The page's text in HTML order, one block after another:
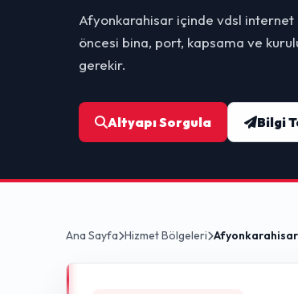
Afyonkarahisar içinde vdsl
öncesi bina, port, kapsama ve
gerekir.
Altyapı Sorgula Bilgi
Ana Sayfa Hizmet Bölgeleri